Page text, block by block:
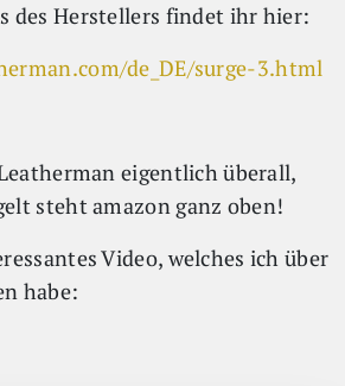
des Herstellers findet ihr hier:
de_DE/surge-3.html
eigentlich überall,
steht amazon ganz oben!
Video, welches ich über
habe: